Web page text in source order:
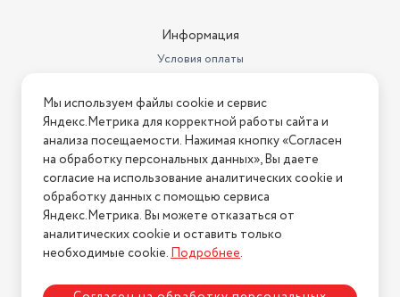
Информация
Условия оплаты
Условия возврата
Нашли ошибку на сайте? Напишите нам
2026 © Интернет-магазин "АстМаркет". У нас есть всё!
Политика конфиденциальности
Мы используем файлы cookie и сервис
Яндекс.Метрика для корректной работы сайта и
анализа посещаемости. Нажимая кнопку «Согласен
на обработку персональных данных», Вы даете
согласие на использование аналитических cookie и
обработку данных с помощью сервиса
Яндекс.Метрика. Вы можете отказаться от
аналитических cookie и оставить только
необходимые cookie.Подробнее.